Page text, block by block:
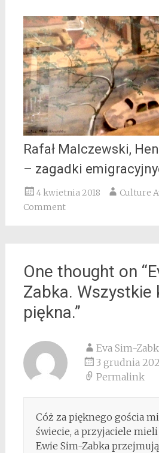
Rafał Malczewski,
– zagadki
4 kwietnia 2018 Culture
Comment
One thought on “
Zabka. Wszystkie
piękna.”
Eva Sim-
3 grudnia
Permalink
Cóż za pięknego gościa
świecie, a przyjaciele
Ewie Sim-Zabka